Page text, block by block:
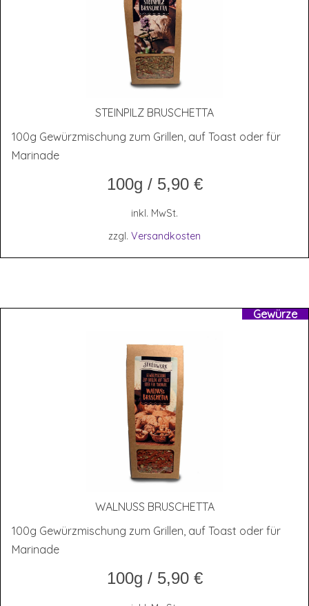
STEIN­PILZ BRUSCHETTA
100g Gewürzmischung zum Grillen, auf Toast oder für
Marinade
100g / 5,90 €
inkl. MwSt.
zzgl. Versandkosten
Gewürze
WAL­NUSS BRUSCHETTA
100g Gewürzmischung zum Grillen, auf Toast oder für
Marinade
100g / 5,90 €